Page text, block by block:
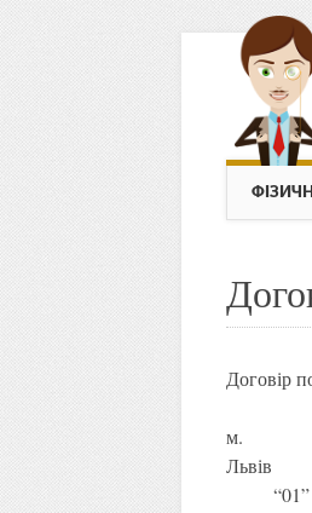
Skip to
Договір
м.
“01”